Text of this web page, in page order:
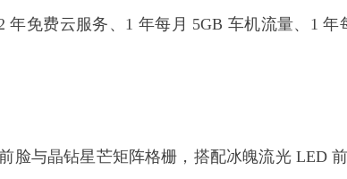
年免费云服务、1 年每月 5GB 车机流量、1 年
脸与晶钻星芒矩阵格栅，搭配冰魄流光 LED